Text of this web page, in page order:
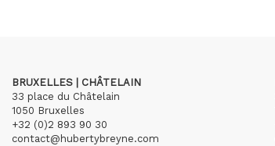
BRUXELLES | CHÂTELAIN
33 place du Châtelain
1050 Bruxelles
+32 (0)2 893 90 30
contact@hubertybreyne.com